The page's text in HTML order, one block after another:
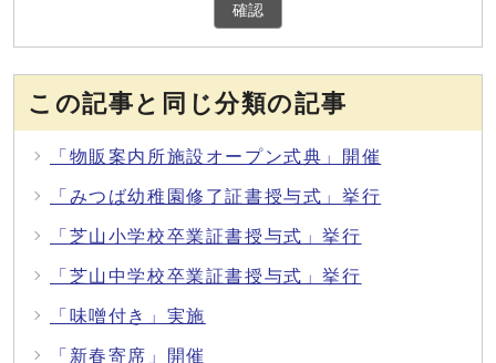
確認
この記事と同じ分類の記事
「物販案内所施設オープン式典」開催
「みつば幼稚園修了証書授与式」挙行
「芝山小学校卒業証書授与式」挙行
「芝山中学校卒業証書授与式」挙行
「味噌付き」実施
「新春寄席」開催